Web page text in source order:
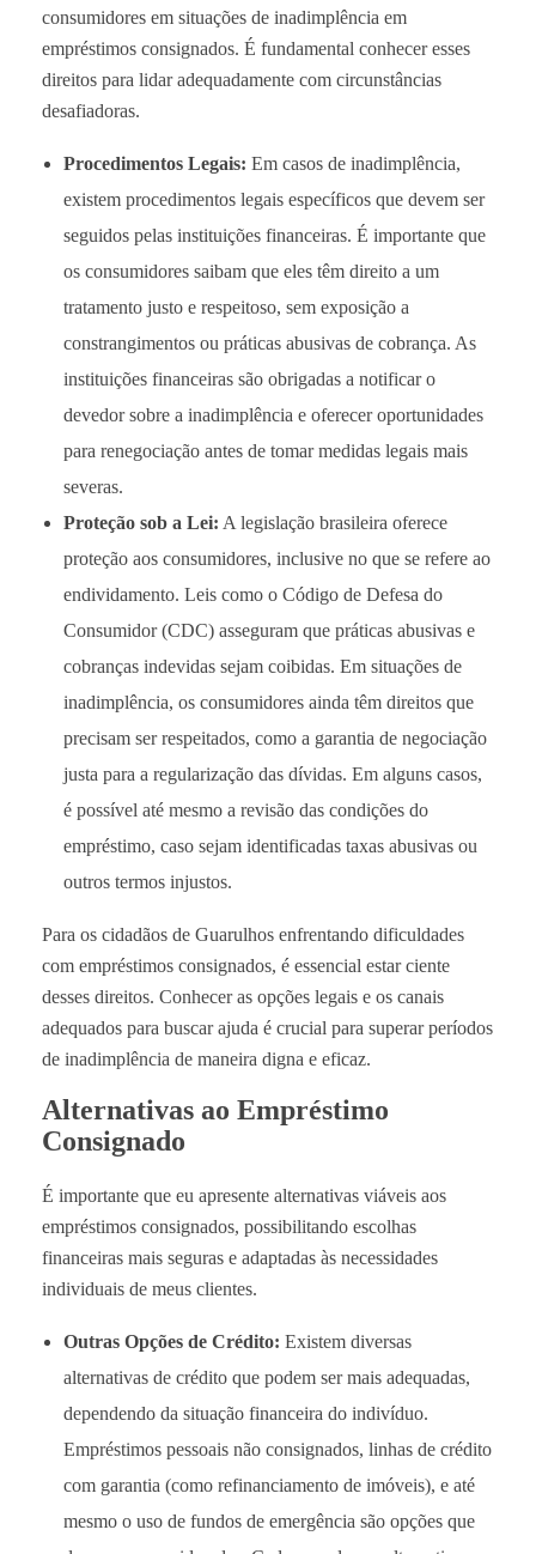
consumidores em situações de inadimplência em
empréstimos consignados. É fundamental conhecer esses
direitos para lidar adequadamente com circunstâncias
desafiadoras.
Procedimentos Legais: Em casos de inadimplência,
existem procedimentos legais específicos que devem ser
seguidos pelas instituições financeiras. É importante que
os consumidores saibam que eles têm direito a um
tratamento justo e respeitoso, sem exposição a
constrangimentos ou práticas abusivas de cobrança. As
instituições financeiras são obrigadas a notificar o
devedor sobre a inadimplência e oferecer oportunidades
para renegociação antes de tomar medidas legais mais
severas.
Proteção sob a Lei: A legislação brasileira oferece
proteção aos consumidores, inclusive no que se refere ao
endividamento. Leis como o Código de Defesa do
Consumidor (CDC) asseguram que práticas abusivas e
cobranças indevidas sejam coibidas. Em situações de
inadimplência, os consumidores ainda têm direitos que
precisam ser respeitados, como a garantia de negociação
justa para a regularização das dívidas. Em alguns casos,
é possível até mesmo a revisão das condições do
empréstimo, caso sejam identificadas taxas abusivas ou
outros termos injustos.
Para os cidadãos de Guarulhos enfrentando dificuldades
com empréstimos consignados, é essencial estar ciente
desses direitos. Conhecer as opções legais e os canais
adequados para buscar ajuda é crucial para superar períodos
de inadimplência de maneira digna e eficaz.
Alternativas ao Empréstimo
Consignado
É importante que eu apresente alternativas viáveis aos
empréstimos consignados, possibilitando escolhas
financeiras mais seguras e adaptadas às necessidades
individuais de meus clientes.
Outras Opções de Crédito: Existem diversas
alternativas de crédito que podem ser mais adequadas,
dependendo da situação financeira do indivíduo.
Empréstimos pessoais não consignados, linhas de crédito
com garantia (como refinanciamento de imóveis), e até
mesmo o uso de fundos de emergência são opções que